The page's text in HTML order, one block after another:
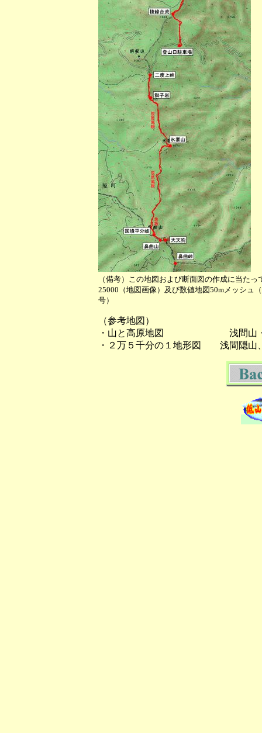
（備考）この地図および断面図の作成に当た
25000（地図画像）及び数値地図50mメッシ
号）
（参考地図）
・山と高原地図 浅間山・
・２万５千分の１地形図 浅間隠山